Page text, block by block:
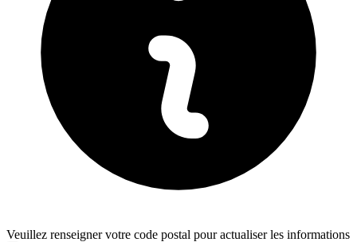
Veuillez renseigner votre code postal pour actualiser les informations